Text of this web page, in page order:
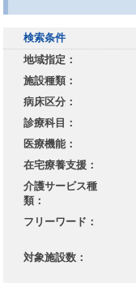
検索条件
地域指定：
施設種類：
病床区分：
診療科目：
医療機能：
在宅療養支援：
介護サービス種
類：
フリーワード：
対象施設数：